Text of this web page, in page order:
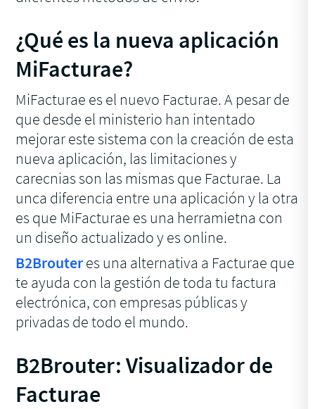
¿Qué es la nueva aplicación
MiFacturae?
MiFacturae es el nuevo Facturae. A pesar de
que desde el ministerio han intentado
mejorar este sistema con la creación de esta
nueva aplicación, las limitaciones y
carecnias son las mismas que Facturae. La
unca diferencia entre una aplicación y la otra
es que MiFacturae es una herramietna con
un diseño actualizado y es online.
B2Brouteres una alternativa a Facturae que
te ayuda con la gestión de toda tu factura
electrónica, con empresas públicas y
privadas de todo el mundo.
B2Brouter: Visualizador de
Facturae